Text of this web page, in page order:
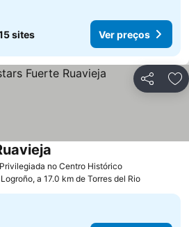
sites Ver preços
Partilhar
no Centro Histórico
Logroño, a 17.0 km de Torres del Rio